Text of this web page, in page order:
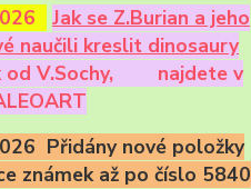
Jak se Z.Burian a jeho
naučili kreslit dinosaury
V.Sochy,
najdete v
Přidány nové položky
známek až po číslo 5840